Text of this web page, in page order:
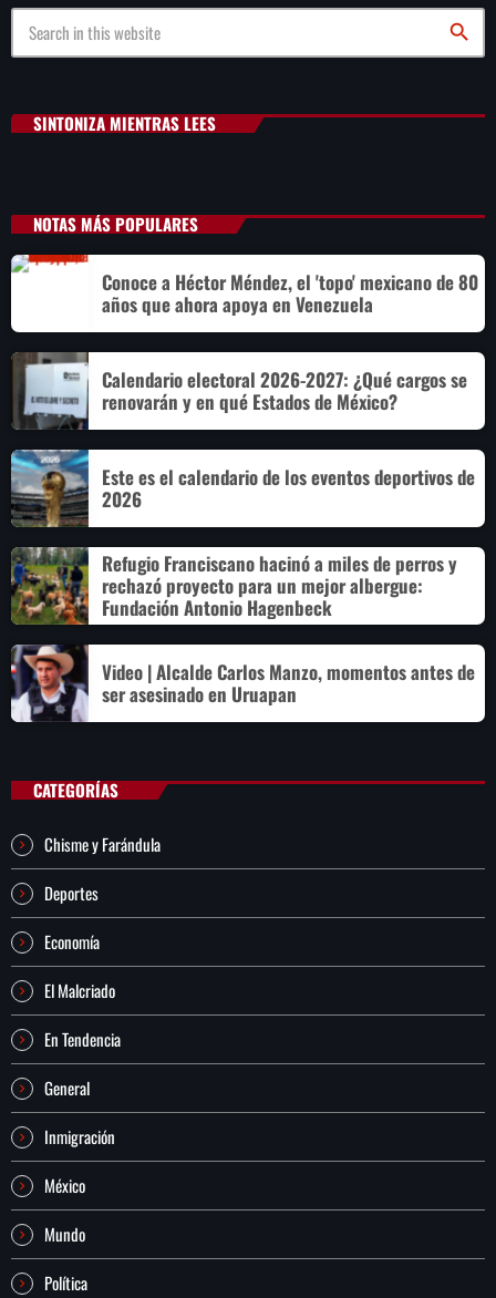
search
SINTONIZA MIENTRAS LEES
NOTAS MÁS POPULARES
Conoce a Héctor Méndez, el 'topo' mexicano de 80
años que ahora apoya en Venezuela
Calendario electoral 2026-2027: ¿Qué cargos se
renovarán y en qué Estados de México?
Este es el calendario de los eventos deportivos de
2026
Refugio Franciscano hacinó a miles de perros y
rechazó proyecto para un mejor albergue:
Fundación Antonio Hagenbeck
Video | Alcalde Carlos Manzo, momentos antes de
ser asesinado en Uruapan
CATEGORÍAS
Chisme y Farándula
Deportes
Economía
El Malcriado
En Tendencia
General
Inmigración
México
Mundo
Política